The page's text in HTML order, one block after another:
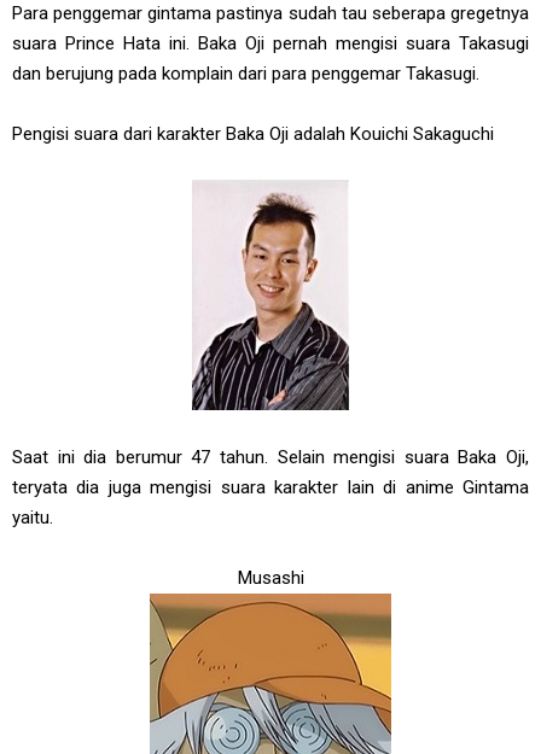
Para penggemar gintama pastinya sudah tau seberapa gregetnya
suara Prince Hata ini. Baka Oji pernah mengisi suara Takasugi
dan berujung pada komplain dari para penggemar Takasugi.
Pengisi suara dari karakter Baka Oji adalah Kouichi Sakaguchi
Saat ini dia berumur 47 tahun. Selain mengisi suara Baka Oji,
teryata dia juga mengisi suara karakter lain di anime Gintama
yaitu.
Musashi